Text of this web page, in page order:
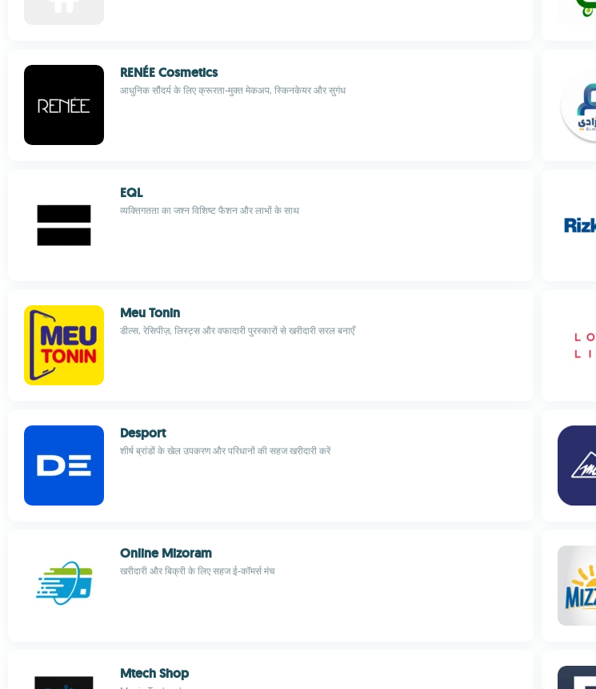
RENÉE Cosmetics
आधुनिक सौंदर्य के लिए क्रूरता-मुक्त मेकअप, स्किनकेयर और सुगंध
EQL
व्यक्तिगतता का जश्न विशिष्ट फैशन और लाभों के साथ
Meu Tonin
डील्स, रेसिपीज़, लिस्ट्स और वफादारी पुरस्कारों से खरीदारी सरल बनाएँ
Desport
शीर्ष ब्रांडों के खेल उपकरण और परिधानों की सहज खरीदारी करें
Online Mizoram
खरीदारी और बिक्री के लिए सहज ई-कॉमर्स मंच
Mtech Shop